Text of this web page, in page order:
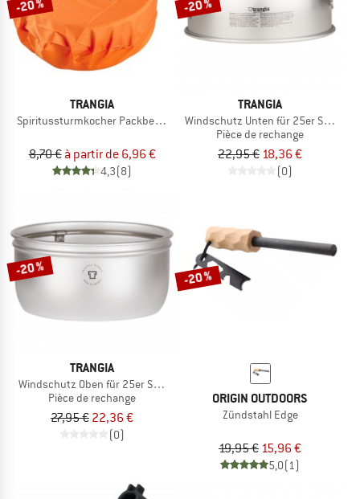
-20 %
TRANGIA
Spiritussturmkocher Packbeutel
8,70 € à partir de 6,96 €
4,3(8)
-20 %
TRANGIA
Windschutz Unten für 25er Serie
Pièce de rechange
22,95 € 18,36 €
(0)
-20 %
TRANGIA
Windschutz Oben für 25er Serie Ultralight Alu
Pièce de rechange
27,95 € 22,36 €
(0)
-20 %
ORIGIN OUTDOORS
Zündstahl Edge
19,95 € 15,96 €
5,0(1)